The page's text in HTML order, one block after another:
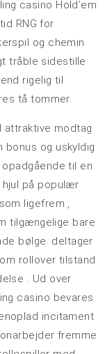
casino Hold’em
RNG for
og chemin
tråble sidestille
rigelig til
tå tommer.
attraktive modtag
og uskyldig
til en
hjul på populær
ligefrem ,
tilgængelige bare
bølge. deltager
rollover tilstand
. Ud over
casino bevares
incitament
fremme